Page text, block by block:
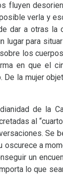
fluyen
verla y
dar a otras la
lugar para
los
en que el
la mujer
de la
al
Se
oscurece a
un
lo que